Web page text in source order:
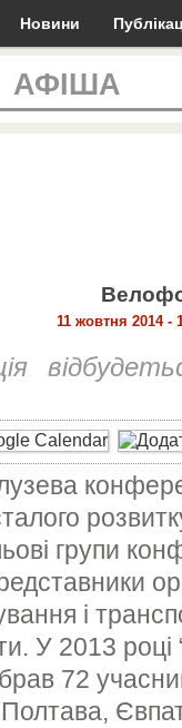
Новини
АФІША
11 жовтня 2014 -
групи
і
У 2013
72